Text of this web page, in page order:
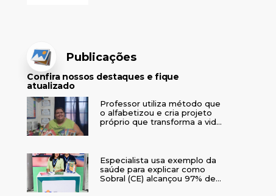
Publicações
Confira nossos destaques e fique
atualizado
Professor utiliza método que
o alfabetizou e cria projeto
próprio que transforma a vida
Especialista usa exemplo da
saúde para explicar como
Sobral (CE) alcançou 97% de